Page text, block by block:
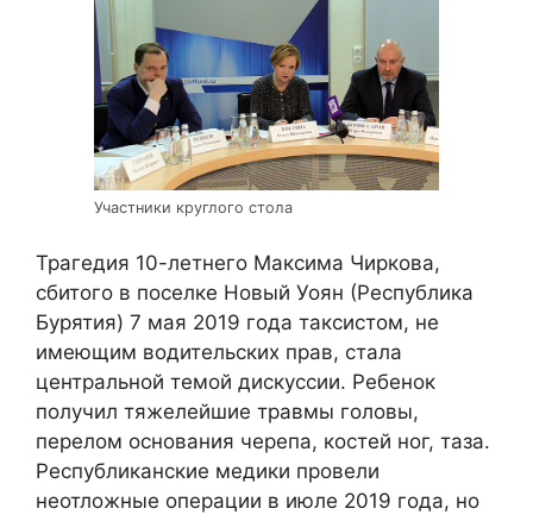
Участники круглого стола
Трагедия 10-летнего Максима Чиркова,
сбитого в поселке Новый Уоян (Республика
Бурятия) 7 мая 2019 года таксистом, не
имеющим водительских прав, стала
центральной темой дискуссии. Ребенок
получил тяжелейшие травмы головы,
перелом основания черепа, костей ног, таза.
Республиканские медики провели
неотложные операции в июле 2019 года, но